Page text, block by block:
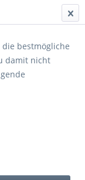
die bestmögliche
damit nicht